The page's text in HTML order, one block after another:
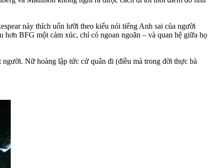
này thích uốn lưỡi theo kiểu nói tiếng Anh sai của người
BFG một cảm xúc, chỉ có ngoan ngoãn – và quan hệ giữa họ
Nữ hoàng lập tức cử quân đi (điều mà trong đời thực bà